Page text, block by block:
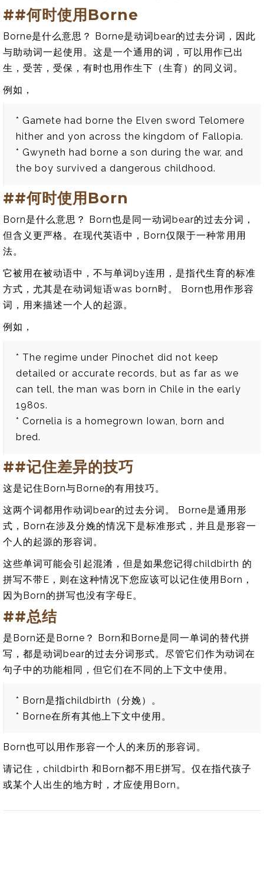
##何时使用Borne
Borne是什么意思？ Borne是动词bear的过去分词，因此
与助动词一起使用。这是一个通用的词，可以用作已出
生，受苦，受保，有时也用作生下（生育）的同义词。
例如，
* Gamete had borne the Elven sword Telomere
hither and yon across the kingdom of Fallopia.
* Gwyneth had borne a son during the war, and
the boy survived a dangerous childhood.
##何时使用Born
Born是什么意思？ Born也是同一动词bear的过去分词，
但含义更严格。在现代英语中，Born仅限于一种常用用
法。
它被用在被动语中，不与单词by连用，是指代生育的标准
方式，尤其是在动词短语was born时。 Born也用作形容
词，用来描述一个人的起源。
例如，
* The regime under Pinochet did not keep
detailed or accurate records, but as far as we
can tell, the man was born in Chile in the early
1980s.
* Cornelia is a homegrown Iowan, born and
bred.
##记住差异的技巧
这是记住Born与Borne的有用技巧。
这两个词都用作动词bear的过去分词。 Borne是通用形
式，Born在涉及分娩的情况下是标准形式，并且是形容一
个人的起源的形容词。
这些单词可能会引起混淆，但是如果您记得childbirth 的
拼写不带E，则在这种情况下您应该可以记住使用Born，
因为Born的拼写也没有字母E。
##总结
是Born还是Borne？ Born和Borne是同一单词的替代拼
写，都是动词bear的过去分词形式。尽管它们作为动词在
句子中的功能相同，但它们在不同的上下文中使用。
* Born是指childbirth（分娩）。
* Borne在所有其他上下文中使用。
Born也可以用作形容一个人的来历的形容词。
请记住，childbirth 和Born都不用E拼写。仅在指代孩子
或某个人出生的地方时，才应使用Born。